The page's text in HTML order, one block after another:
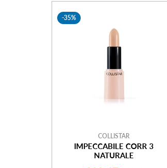
-35%
COLLISTAR
IMPECCABILE CORR 3
NATURALE